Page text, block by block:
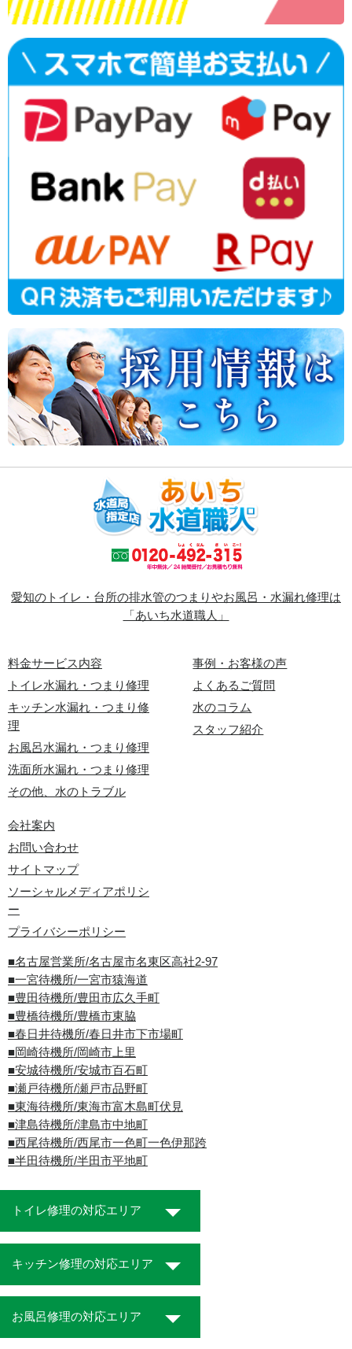
愛知のトイレ・台所の排水管のつまりやお風呂・水漏れ修理は
「あいち水道職人」
料金サービス内容
トイレ水漏れ・つまり修理
キッチン水漏れ・つまり修
理
お風呂水漏れ・つまり修理
洗面所水漏れ・つまり修理
その他、水のトラブル
事例・お客様の声
よくあるご質問
水のコラム
スタッフ紹介
会社案内
お問い合わせ
サイトマップ
ソーシャルメディアポリシ
ー
プライバシーポリシー
■名古屋営業所/名古屋市名東区高社2-97
■一宮待機所/一宮市猿海道
■豊田待機所/豊田市広久手町
■豊橋待機所/豊橋市東脇
■春日井待機所/春日井市下市場町
■岡崎待機所/岡崎市上里
■安城待機所/安城市百石町
■瀬戸待機所/瀬戸市品野町
■東海待機所/東海市富木島町伏見
■津島待機所/津島市中地町
■西尾待機所/西尾市一色町一色伊那跨
■半田待機所/半田市平地町
トイレ修理の対応エリア
キッチン修理の対応エリア
お風呂修理の対応エリア